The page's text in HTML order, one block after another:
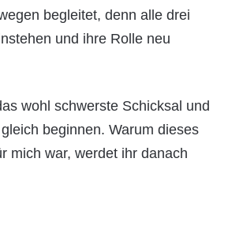
begleitet, denn alle drei
und ihre Rolle neu
wohl schwerste Schicksal und
beginnen. Warum dieses
mich war, werdet ihr danach